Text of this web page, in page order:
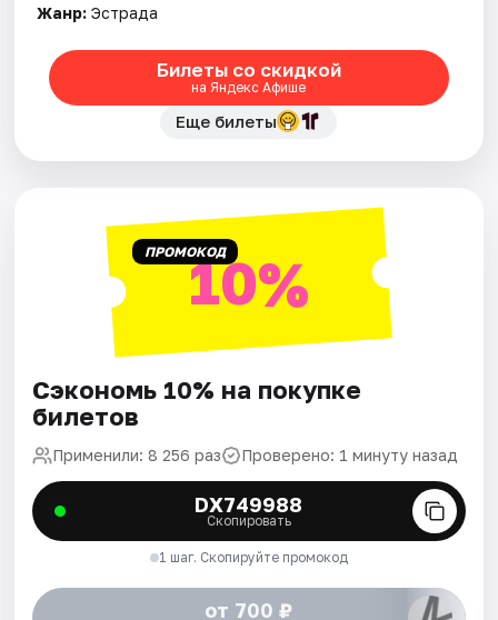
Жанр: Эстрада
Билеты со скидкой
на Яндекс Афише
Еще билеты
ПРОМОКОД10%
Сэкономь 10% на покупке
билетов
Применили: 8 256 раз Проверено: 1 минуту назад
DX749988
Скопировать
1 шаг. Скопируйте промокод
от 700 ₽